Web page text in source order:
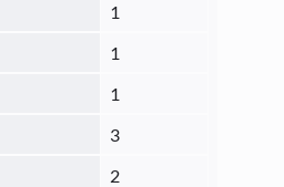
1
1
1
3
2